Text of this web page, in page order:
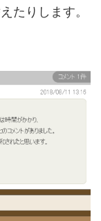
たりします。